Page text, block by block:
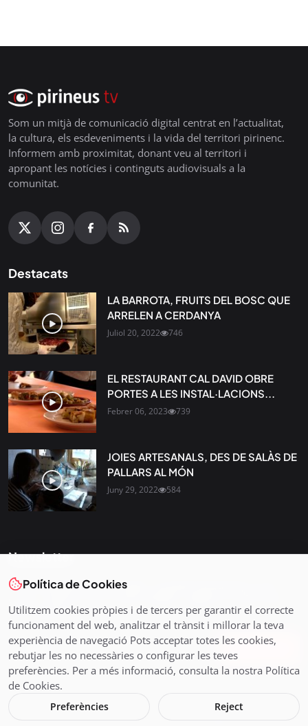
Som un mitjà de comunicació digital centrat en l’actualitat,
la cultura, els esdeveniments i la vida del territori pirinenc.
Informem amb proximitat, donant veu al territori i
apropant les notícies i continguts audiovisuals a la
comunitat.
Destacats
LA BARROTA, FRUITS DEL BOSC QUE
ARRELEN A CERDANYA
Juliol 20, 2022 746
EL RESTAURANT CAL DAVID OBRE
PORTES A LES INSTAL·LACIONS...
Febrer 06, 2023 739
JOIES ARTESANALS, DES DE SALÀS DE
PALLARS AL MÓN
Juny 29, 2022 584
Newsletter
Tota l’actualitat, seleccionada i enviada directament al teu
que importa.
Subscriu-te
Política de Cookies
Utilitzem cookies pròpies i de tercers per garantir el correcte
funcionament del web, analitzar el trànsit i millorar la teva
experiència de navegació Pots acceptar totes les cookies,
rebutjar les no necessàries o configurar les teves
preferències. Per a més informació, consulta la nostra Política
de Cookies.
Preferències Reject